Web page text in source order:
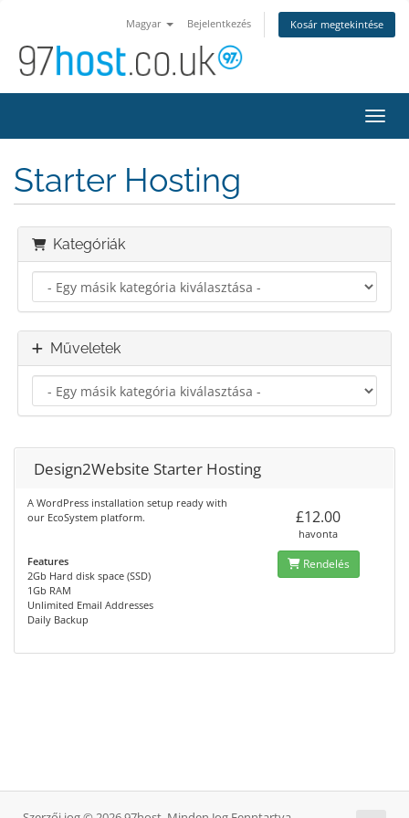
Magyar Bejelentkezés Kosár megtekintése
Starter Hosting
Kategóriák
Műveletek
Design2Website Starter Hosting
A WordPress installation setup ready with
our EcoSystem platform.
Features
2Gb Hard disk space (SSD)
1Gb RAM
Unlimited Email Addresses
Daily Backup
£12.00
havonta
Rendelés